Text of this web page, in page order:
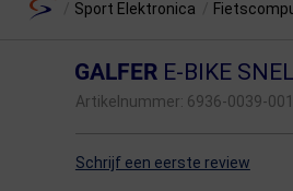
Fietsonderdelen
Home Sport Elektronica
GALFERE-BIKE
Artikelnummer: 6936-0039-
Schrijf een eerste review